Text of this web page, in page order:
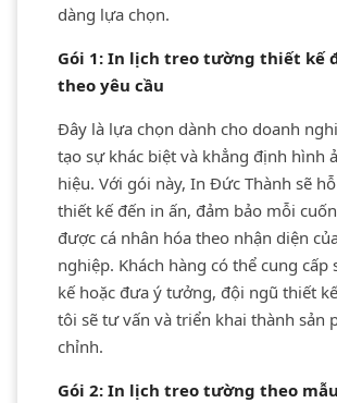
dàng lựa chọn.
Gói 1: In lịch treo tường thiết kế
theo yêu cầu
Đây là lựa chọn dành cho doanh
tạo sự khác biệt và khẳng định hình
hiệu. Với gói này, In Đức Thành sẽ
thiết kế đến in ấn, đảm bảo mỗi
được cá nhân hóa theo nhận diện
nghiệp. Khách hàng có thể cung cấp
kế hoặc đưa ý tưởng, đội ngũ thiết
tôi sẽ tư vấn và triển khai thành sản
chỉnh.
Gói 2: In lịch treo tường theo